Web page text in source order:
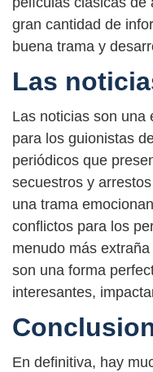
gran cantidad de
buena trama y
Las
Las noticias son una
para los guionistas
periódicos que
secuestros y
una trama
conflictos para los
menudo más
son una forma
interesantes,
En definitiva, hay